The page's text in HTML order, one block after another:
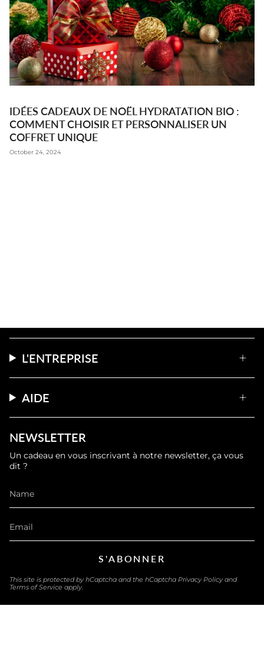
IDÉES CADEAUX DE NOËL HYDRATATION BIO :
COMMENT CHOISIR ET PERSONNALISER UN
COFFRET UNIQUE
October 24, 2024
L'ENTREPRISE
AIDE
NEWSLETTER
Un cadeau en vous inscrivant à notre newsletter, ça vous
dit ?
S'ABONNER
This site is protected by hCaptcha and the hCaptcha Privacy Policyand
Terms of Service apply.